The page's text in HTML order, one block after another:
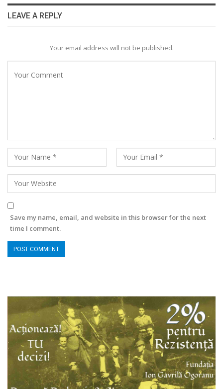
LEAVE A REPLY
Your email address will not be published.
Save my name, email, and website in this browser for the next
time I comment.